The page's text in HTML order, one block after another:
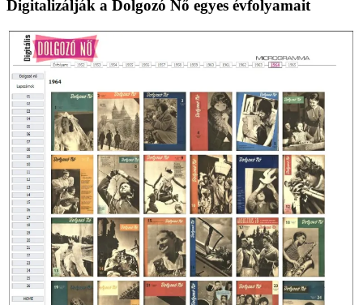
Digitalizálják a Dolgozó Nő egyes évfolyamait